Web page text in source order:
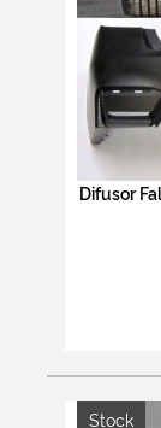
Difusor
Stock